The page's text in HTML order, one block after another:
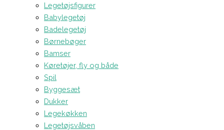
Legetøjsfigurer
Babylegetøj
Badelegetøj
Børnebøger
Bamser
Køretøjer, fly og både
Spil
Byggesæt
Dukker
Legekøkken
Legetøjsvåben